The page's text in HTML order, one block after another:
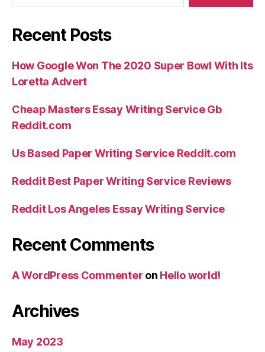
Recent Posts
How Google Won The 2020 Super Bowl With Its
Loretta Advert
Cheap Masters Essay Writing Service Gb
Reddit.com
Us Based Paper Writing Service Reddit.com
Reddit Best Paper Writing Service Reviews
Reddit Los Angeles Essay Writing Service
Recent Comments
A WordPress Commenter on Hello world!
Archives
May 2023